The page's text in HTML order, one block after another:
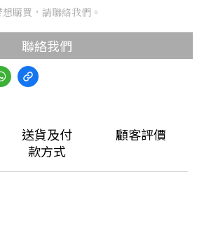
想購買，請聯絡我們。
聯絡我們
送貨及付
款方式
顧客評價